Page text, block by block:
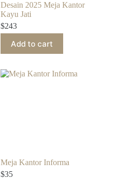
Desain 2025 Meja Kantor
Kayu Jati
$243
Add to cart
Meja Kantor Informa
$35